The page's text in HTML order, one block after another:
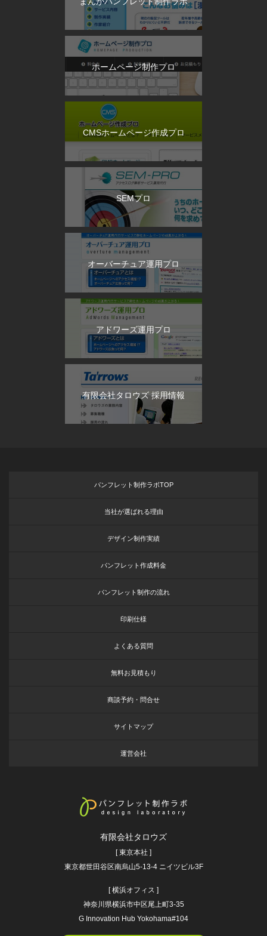
ホームページ制作プロ
CMSホームページ作成プロ
SEMプロ
オーバーチュア運用プロ
アドワーズ運用プロ
有限会社タロウズ 採用情報
パンフレット制作ラボTOP
当社が選ばれる理由
デザイン制作実績
パンフレット作成料金
パンフレット制作の流れ
印刷仕様
よくある質問
無料お見積もり
商談予約・問合せ
サイトマップ
運営会社
有限会社タロウズ
[ 東京本社 ]
東京都世田谷区南烏山5-13-4 ニイツビル3F
[ 横浜オフィス ]
神奈川県横浜市中区尾上町3-35
G Innovation Hub Yokohama#104